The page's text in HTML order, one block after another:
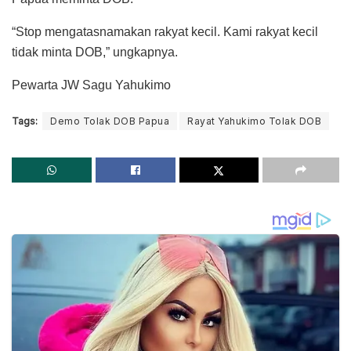
“Stop mengatasnamakan rakyat kecil. Kami rakyat kecil
tidak minta DOB,” ungkapnya.
Pewarta JW Sagu Yahukimo
Tags: Demo Tolak DOB Papua Rayat Yahukimo Tolak DOB